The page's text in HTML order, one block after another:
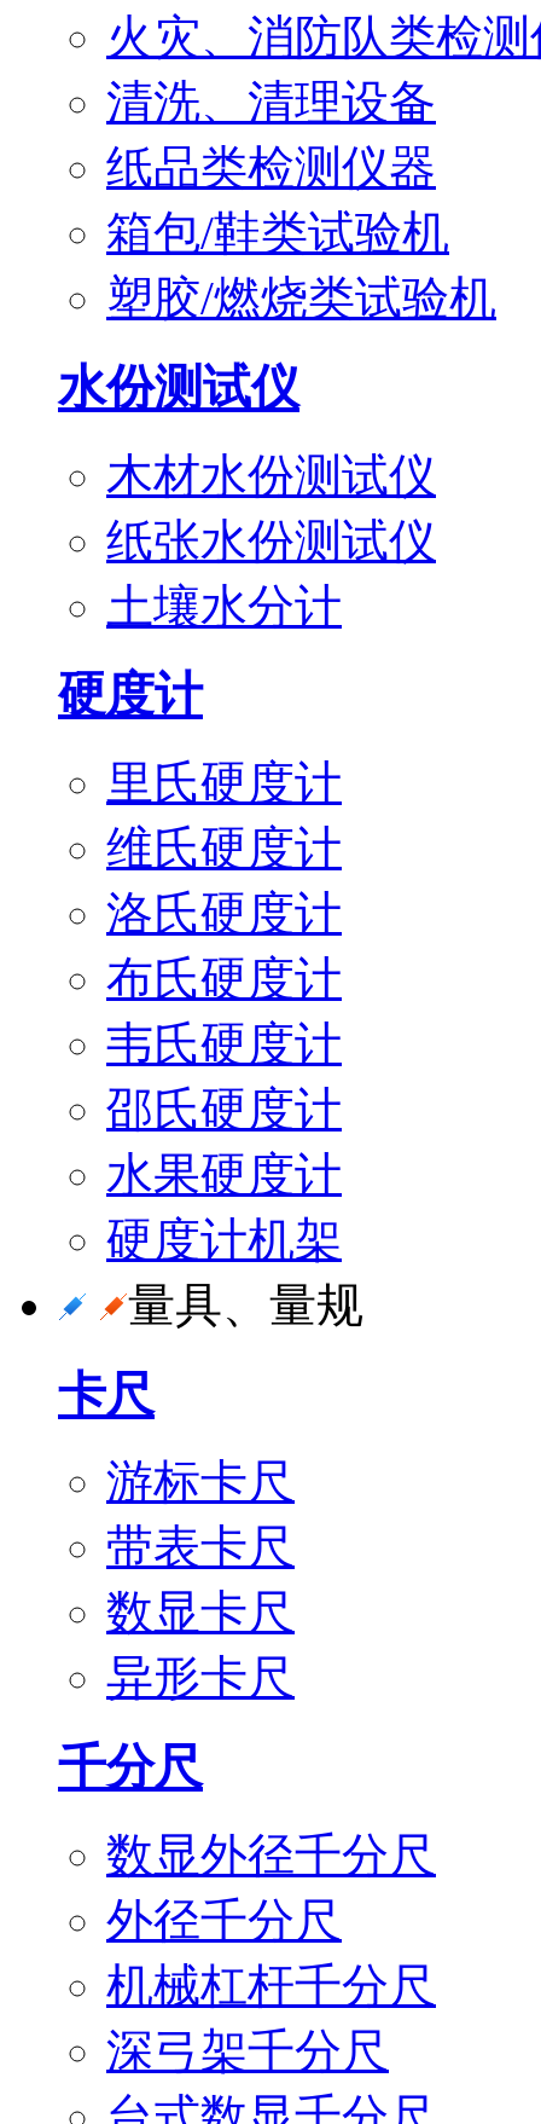
火灾、消防队类检
清洗、清理设备
纸品类检测仪器
箱包/鞋类试验机
塑胶/燃烧类试验机
水份测试仪
木材水份测试仪
纸张水份测试仪
土壤水分计
硬度计
里氏硬度计
维氏硬度计
洛氏硬度计
布氏硬度计
韦氏硬度计
邵氏硬度计
水果硬度计
硬度计机架
量具、量规
卡尺
游标卡尺
带表卡尺
数显卡尺
异形卡尺
千分尺
数显外径千分尺
外径千分尺
机械杠杆千分尺
深弓架千分尺